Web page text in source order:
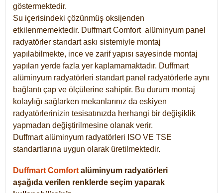
göstermektedir.
Su içerisindeki çözünmüş oksijenden
etkilenmemektedir. DuffmartComfort alüminyum panel
radyatörler standart askı sistemiyle montaj
yapılabilmekte, ince ve zarif yapısı sayesinde montaj
yapılan yerde fazla yer kaplamamaktadır. Duffmart
alüminyum radyatörleri standart panel radyatörlerle aynı
bağlantı çap ve ölçülerine sahiptir. Bu durum montaj
kolaylığı sağlarken mekanlarınız da eskiyen
radyatörlerinizin tesisatınızda herhangi bir değişiklik
yapmadan değiştirilmesine olanak verir.
Duffmart alüminyum radyatörleri ISO VE TSE
standartlarına uygun olarak üretilmektedir.
Duffmart Comfort alüminyum radyatörleri
aşağıda verilen renklerde seçim yaparak